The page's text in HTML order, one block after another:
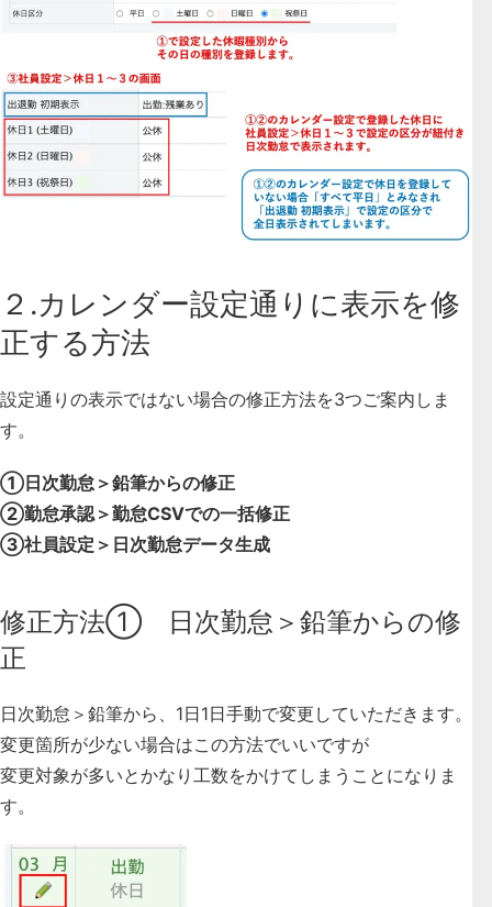
２.カレンダー設定通りに表示を修
正する方法
設定通りの表示ではない場合の修正方法を3つご案内しま
す。
①日次勤怠＞鉛筆からの修正
②勤怠承認＞勤怠CSVでの一括修正
③社員設定＞日次勤怠データ生成
修正方法① 日次勤怠＞鉛筆からの修
正
日次勤怠＞鉛筆から、1日1日手動で変更していただきます。
変更箇所が少ない場合はこの方法でいいですが
変更対象が多いとかなり工数をかけてしまうことになりま
す。